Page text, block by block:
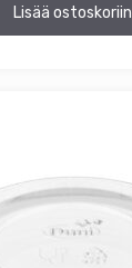
Lisää ostoskoriin